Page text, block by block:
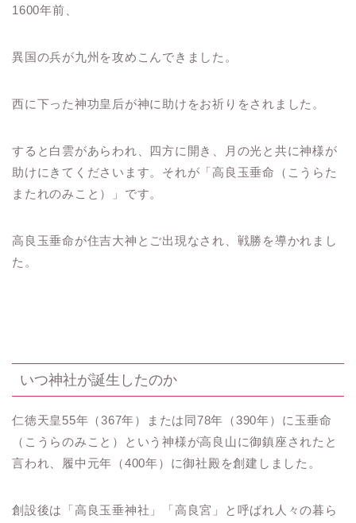
1600年前、
異国の兵が九州を攻めこんできました。
西に下った神功皇后が神に助けをお祈りをされました。
すると白雲があらわれ、四方に開き、月の光と共に神様が
助けにきてくださいます。それが「高良玉垂命（こうらた
またれのみこと）」です。
高良玉垂命が住吉大神とご出現なされ、戦勝を導かれまし
た。
いつ神社が誕生したのか
仁徳天皇55年（367年）または同78年（390年）に玉垂命
（こうらのみこと）という神様が高良山に御鎮座されたと
言われ、履中元年（400年）に御社殿を創建しました。
創設後は「高良玉垂神社」「高良宮」と呼ばれ人々の暮ら